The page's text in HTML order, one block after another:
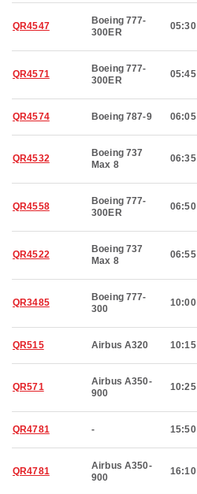
QR4547
Boeing 777-
300ER
05:30
QR4571
Boeing 777-
300ER
05:45
QR4574 Boeing 787-9 06:05
QR4532
Boeing 737
Max 8
06:35
QR4558
Boeing 777-
300ER
06:50
QR4522
Boeing 737
Max 8
06:55
QR3485
Boeing 777-
300
10:00
QR515 Airbus A320 10:15
QR571
Airbus A350-
900
10:25
QR4781 - 15:50
QR4781
Airbus A350-
900
16:10